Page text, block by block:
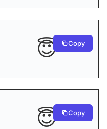
😇 Copy
😇 Copy